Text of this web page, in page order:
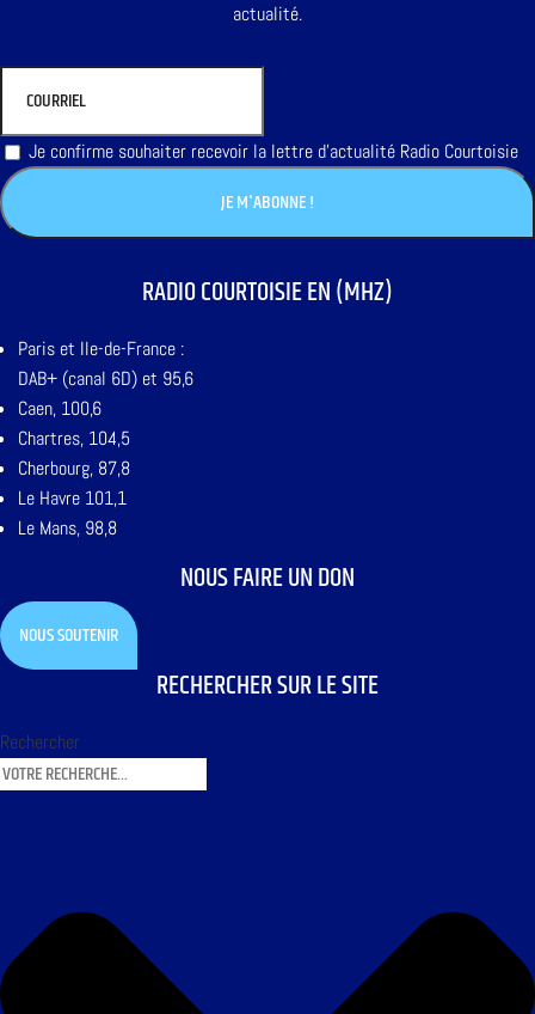
actualité.
Je confirme souhaiter recevoir la lettre d'actualité Radio Courtoisie
RADIO COURTOISIE EN (MHZ)
Paris et Ile-de-France :
DAB+ (canal 6D) et 95,6
Caen, 100,6
Chartres, 104,5
Cherbourg, 87,8
Le Havre 101,1
Le Mans, 98,8
NOUS FAIRE UN DON
NOUS SOUTENIR
RECHERCHER SUR LE SITE
Rechercher